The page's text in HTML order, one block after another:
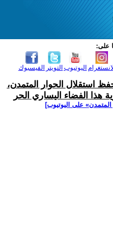
على:
الفيسبوك التويتر اليوتيوب
استقلال الحوار المتمدن،
هذا الفضاء اليساري الحر
على اليوتيوب]